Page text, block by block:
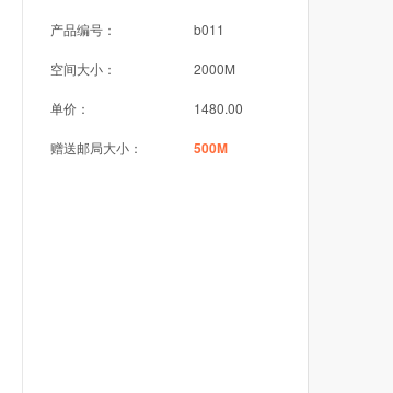
产品编号： b011
空间大小： 2000M
单价： 1480.00
赠送邮局大小： 500M